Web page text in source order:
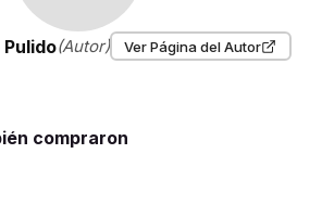
(Autor) Ver Página del Autor
compraron